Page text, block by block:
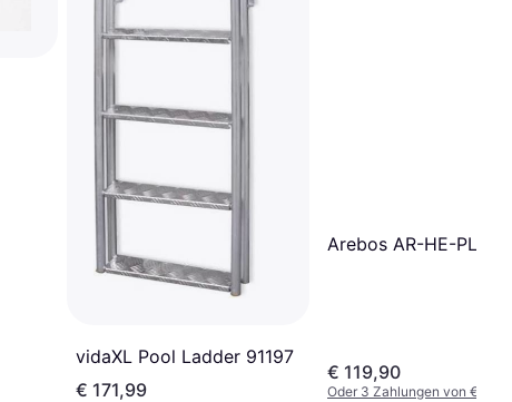
vidaXL Pool Ladder 91197
€ 171,99
Arebos AR-HE-PL3
€ 119,90
Oder 3 Zahlungen von €